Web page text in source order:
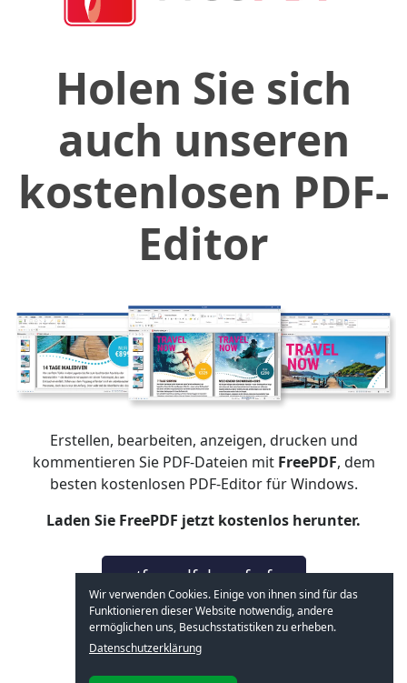
Holen Sie sich
auch unseren
kostenlosen PDF-
Editor
Erstellen, bearbeiten, anzeigen, drucken und
kommentieren Sie PDF-Dateien mit FreePDF, dem
besten kostenlosen PDF-Editor für Windows.
Laden Sie FreePDF jetzt kostenlos herunter.
getfreepdf.de aufrufen
Wir verwenden Cookies. Einige von ihnen sind für das
Funktionieren dieser Website notwendig, andere
ermöglichen uns, Besuchsstatistiken zu erheben.
Datenschutzerklärung